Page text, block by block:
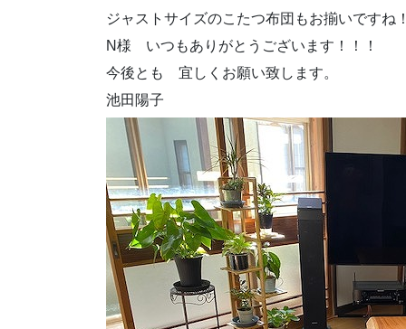
ジャストサイズのこたつ布団もお揃いですね
N様 いつもありがとうございます！！！
今後とも 宜しくお願い致します。
池田陽子